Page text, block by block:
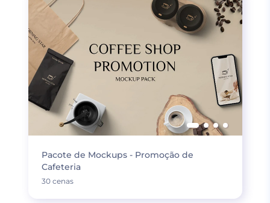
Pacote de Mockups - Promoção de
Cafeteria
30 cenas